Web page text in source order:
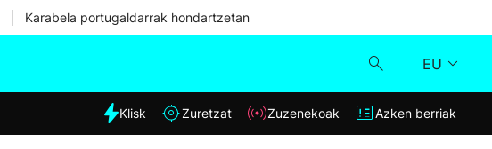
Karabela portugaldarrak hondartzetan
EU
Eguraldia
Klisk
Klisk Zuretzat Zuzenekoak Azken berriak